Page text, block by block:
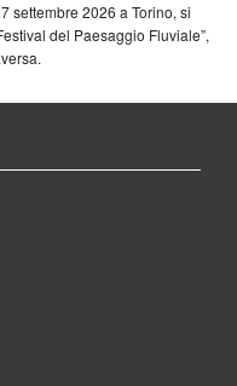
settembre 2026 a Torino, si
del Paesaggio Fluviale”,